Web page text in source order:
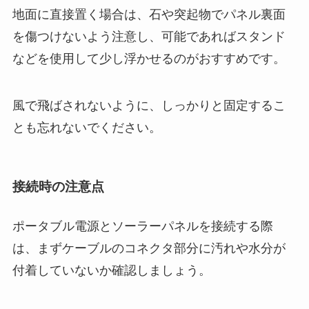
地面に直接置く場合は、石や突起物でパネル裏面
を傷つけないよう注意し、可能であればスタンド
などを使用して少し浮かせるのがおすすめです。
風で飛ばされないように、しっかりと固定するこ
とも忘れないでください。
接続時の注意点
ポータブル電源とソーラーパネルを接続する際
は、まずケーブルのコネクタ部分に汚れや水分が
付着していないか確認しましょう。